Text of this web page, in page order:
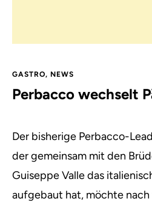
GASTRO, NEWS
Perbacco wechselt
Der bisherige Perbacco-
der gemeinsam mit den
Guiseppe Valle das
aufgebaut hat, möchte